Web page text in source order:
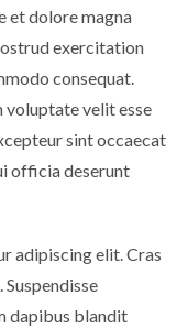
et dolore magna
exercitation
consequat.
voluptate velit esse
sint occaecat
officia deserunt
adipiscing elit. Cras
dapibus blandit